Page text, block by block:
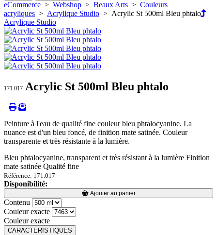
eCommerce > Webshop > Beaux Arts > Couleurs
acryliques > Acrylique Studio > Acrylic St 500ml Bleu phtalo
Acrylique Studio
171.017 Acrylic St 500ml Bleu phtalo
Peinture à l'eau de qualité fine couleur bleu phtalocyanine. La
nuance est d'un bleu foncé, de finition mate satinée. Couleur
transparente et très résistante à la lumière.
Bleu phtalocyanine, transparent et très résistant à la lumière Finition
mate satinée Qualité fine
Référence: 171.017
Disponibilité:
Loading...
Loading... Ajouter au panier
Contenu
Couleur exacte
Couleur exacte
CARACTERISTIQUES